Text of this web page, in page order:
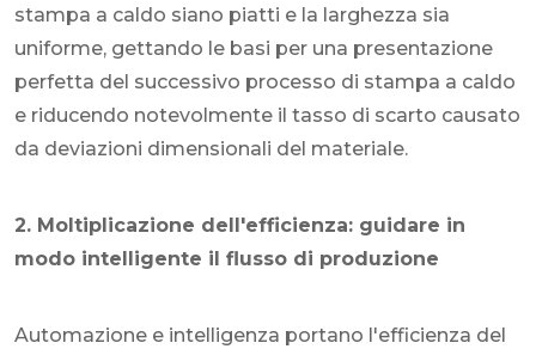
stampa a caldo siano piatti e la larghezza sia
uniforme, gettando le basi per una presentazione
perfetta del successivo processo di stampa a caldo
e riducendo notevolmente il tasso di scarto causato
da deviazioni dimensionali del materiale.
2. Moltiplicazione dell'efficienza: guidare in
modo intelligente il flusso di produzione
Automazione e intelligenza portano l'efficienza del